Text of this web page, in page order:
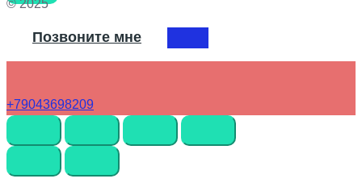
© 2025
Позвоните мне
+79043698209